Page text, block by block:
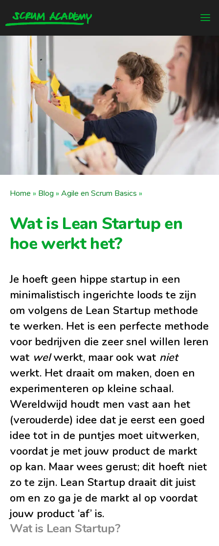
Home » Blog » Agile en Scrum Basics »
Wat is Lean Startup en
hoe werkt het?
Je hoeft geen hippe startup in een
minimalistisch ingerichte loods te zijn
om volgens de Lean Startup methode
te werken. Het is een perfecte methode
voor bedrijven die zeer snel willen leren
wat welwerkt, maar ook wat niet
werkt. Het draait om maken, doen en
experimenteren op kleine schaal.
Wereldwijd houdt men vast aan het
(verouderde) idee dat je eerst een goed
idee tot in de puntjes moet uitwerken,
voordat je met jouw product de markt
op kan. Maar wees gerust; dit hoeft niet
zo te zijn. Lean Startup draait dit juist
om en zo ga je de markt al op voordat
jouw product ‘af’ is.
Wat is Lean Startup?